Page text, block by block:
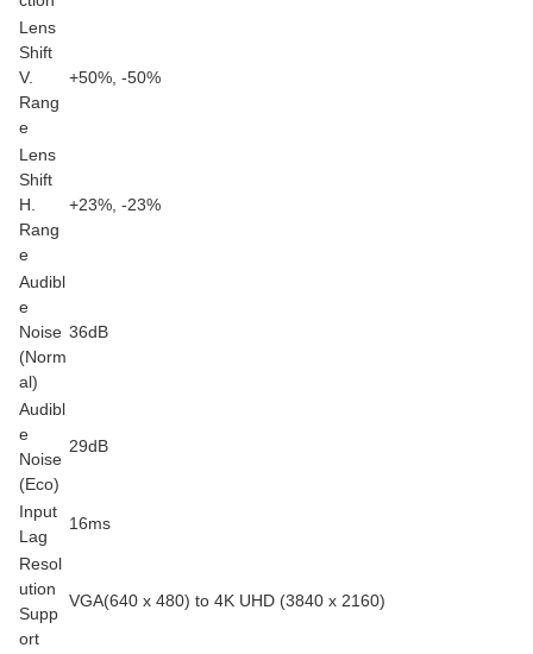
Lens
Shift
V.
Rang
e
+50%, -50%
Lens
Shift
H.
Rang
e
+23%, -23%
Audibl
e
Noise
(Norm
al)
36dB
Audibl
e
Noise
(Eco)
29dB
Input
Lag
16ms
Resol
ution
Supp
ort
VGA(640 x 480) to 4K UHD (3840 x 2160)